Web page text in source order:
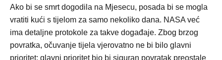
Ako bi se smrt dogodila na Mjesecu, posada bi se mogla
vratiti kući s tijelom za samo nekoliko dana. NASA već
ima detaljne protokole za takve događaje. Zbog brzog
povratka, očuvanje tijela vjerovatno ne bi bilo glavni
prioritet; glavni prioritet bio bi siguran povratak preostale